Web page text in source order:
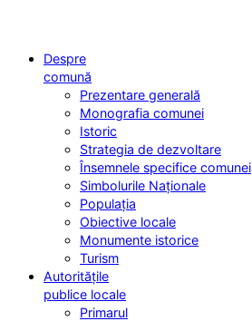
Despre
comună
Prezentare generală
Monografia comunei
Istoric
Strategia de dezvoltare
Însemnele specifice comunei
Simbolurile Naționale
Populația
Obiective locale
Monumente istorice
Turism
Autoritățile
publice locale
Primarul